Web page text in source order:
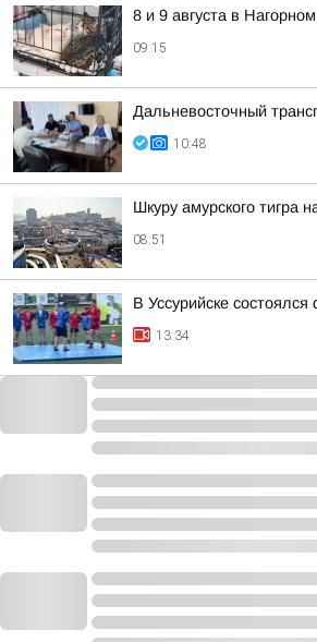
8 и 9 августа в
09:15
Дальневосточный
10:48
Шкуру амурского тигра
08:51
В Уссурийске
13:34